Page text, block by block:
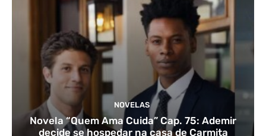
NOVELAS
Novela “Quem Ama Cuida” Cap. 75: Ademir
decide se hospedar na casa de Carmita